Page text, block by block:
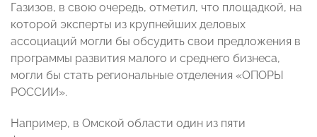
Газизов, в свою очередь, отметил, что площадкой, на
которой эксперты из крупнейших деловых
ассоциаций могли бы обсудить свои предложения в
программы развития малого и среднего бизнеса,
могли бы стать региональные отделения «ОПОРЫ
РОССИИ».
Например, в Омской области один из пяти